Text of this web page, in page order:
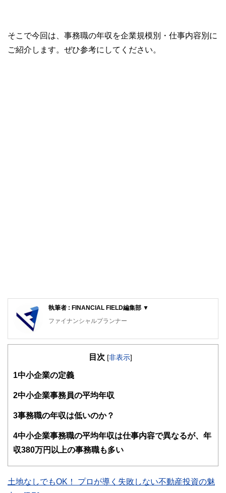
そこで今回は、事務職の年収を企業規模別・仕事内容別に
ご紹介します。ぜひ参考にしてください。
執筆者 : FINANCIAL FIELD編集部 ▼
ファイナンシャルプランナー
FinancialField編集部は、金融、経済に関する記事を、日々
知識がない方でも理解できるようわかりやすく発信していま
得者を中心に「お金や暮らし」に関する書籍・雑誌の編集経
験者で構成され、企画立案から記事掲載まですべての工程に
護士、税理士、宅地建物取引士、相続診断士、住宅ローンア
ドバイザー、DCプランナー、公認会計士、社会保険労務
士、行政書士、投資アナリスト、キャリアコンサルタントな
をわかりやすく発信している点です。
目次 [非表示]
1 中小企業の定義
2中小企業事務員の平均年収
3事務職の年収は低いのか？
4中小企業事務職の平均年収は仕事内容で異なるが、年
収380万円以上の事務職も多い
土地なしでもOK！ プロが導く失敗しない不動産投資の魅